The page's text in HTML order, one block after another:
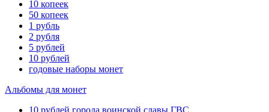
10 копеек
50 копеек
1 рубль
2 рубля
5 рублей
10 рублей
годовые наборы монет
Альбомы для монет